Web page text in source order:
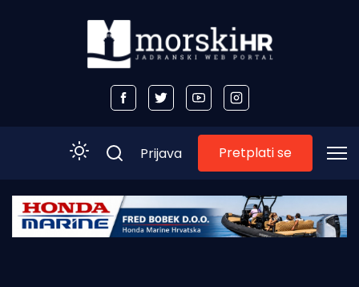
Početna
Prijava Pretplati se